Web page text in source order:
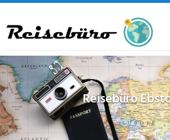
to
main
content
Reisebüro